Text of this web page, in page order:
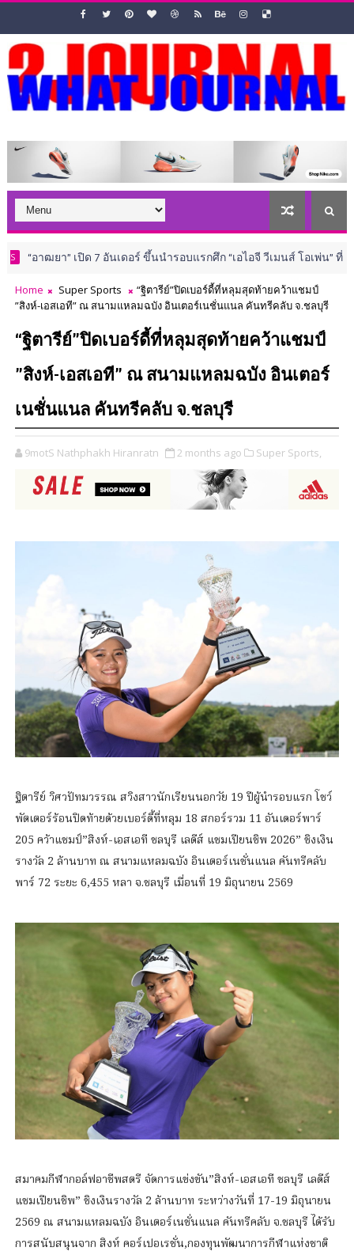
เปิด 7 อันเดอร์ ขึ้นนำรอบแรกศึก “เอไอจี วีเมนส์ โอเพ่น” ที่อังกฤษ
Home Super Sports
“ฐิตารีย์”ปิดเบอร์ดี้ที่หลุมสุดท้ายคว้าแชมป์
”สิงห์-เอสเอที” ณ สนามแหลมฉบัง อินเตอร์เนชั่นแนล คันทรีคลับ จ.ชลบุรี
“ฐิตารีย์”ปิดเบอร์ดี้ที่หลุมสุดท้ายคว้าแชมป์
”สิงห์-เอสเอที” ณ สนามแหลมฉบัง อินเตอร์
เนชั่นแนล คันทรีคลับ จ.ชลบุรี
9motS Nathphakh Hiranratn 2 months ago Super Sports,
ฐิตารีย์ วิศวปัทมวรรณ สวิงสาวนักเรียนนอกวัย 19 ปีผู้นำรอบแรก โชว์
พัตเตอร์ร้อนปิดท้ายด้วยเบอร์ดี้ที่หลุม 18 สกอร์รวม 11 อันเดอร์พาร์
205 คว้าแชมป์”สิงห์-เอสเอที ชลบุรี เลดีส์ แชมเปียนชิพ 2026” ชิงเงิน
รางวัล 2 ล้านบาท ณ สนามแหลมฉบัง อินเตอร์เนชั่นแนล คันทรีคลับ
พาร์ 72 ระยะ 6,455 หลา จ.ชลบุรี เมื่อนที่ 19 มิถุนายน 2569
สมาคมกีฬากอล์ฟอาชีพสตรี จัดการแข่งขัน”สิงห์-เอสเอที ชลบุรี เลดีส์
แชมเปียนชิพ” ชิงเงินรางวัล 2 ล้านบาท ระหว่างวันที่ 17-19 มิถุนายน
2569 ณ สนามแหลมฉบัง อินเตอร์เนชั่นแนล คันทรีคลับ จ.ชลบุรี ได้รับ
การสนับสนุนจาก สิงห์ คอร์เปอเรชั่น,กองทุนพัฒนาการกีฬาแห่งชาติ